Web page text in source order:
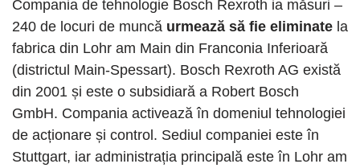
Compania de tehnologie Bosch Rexroth ia măsuri –
240 de locuri de muncă urmează să fie eliminate la
fabrica din Lohr am Main din Franconia Inferioară
(districtul Main-Spessart). Bosch Rexroth AG există
din 2001 și este o subsidiară a Robert Bosch
GmbH. Compania activează în domeniul tehnologiei
de acționare și control. Sediul companiei este în
Stuttgart, iar administrația principală este în Lohr am